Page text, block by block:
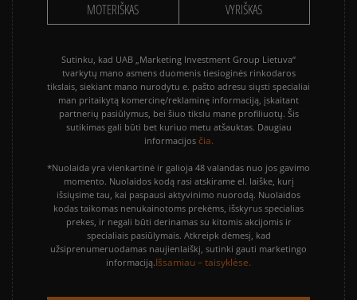
MOTERIŠKAS VYRIŠKAS
Sutinku, kad UAB „Marketing Investment Group Lietuva“
tvarkytų mano asmens duomenis tiesioginės rinkodaros
tikslais, siekiant mano nurodytu e. pašto adresu siųsti specialiai
man pritaikytą komercinę/reklaminę informaciją, įskaitant
partnerių pasiūlymus, bei šiuo tikslu mane profiliuotų. Šis
sutikimas gali būti bet kuriuo metu atšauktas. Daugiau
informacijos čia.
*Nuolaida yra vienkartinė ir galioja 48 valandas nuo jos gavimo
momento. Nuolaidos kodą rasi atskirame el. laiške, kurį
išsiųsime tau, kai paspausi aktyvinimo nuorodą. Nuolaidos
kodas taikomas nenukainotoms prekėms, išskyrus specialias
prekes, ir negali būti derinamas su kitomis akcijomis ir
specialiais pasiūlymais. Atkreipk dėmesį, kad
užsiprenumeruodamas naujienlaiškį, sutinki gauti marketingo
informaciją.Išsamiau – taisyklėse.